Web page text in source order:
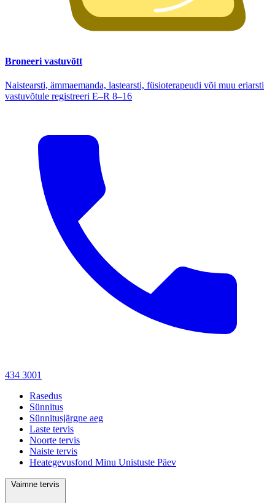
Broneeri vastuvõtt
Naistearsti, ämmaemanda, lastearsti, füsioterapeudi või muu eriarsti
vastuvõtule registreeri E–R 8–16
434 3001
Rasedus
Sünnitus
Sünnitusjärgne aeg
Laste tervis
Noorte tervis
Naiste tervis
Heategevusfond Minu Unistuste Päev
Vaimne tervis